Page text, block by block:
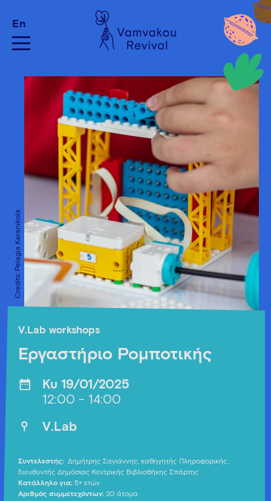
En
Credits: Pelagia Karanikola
V.Lab workshops
Εργαστήριο Ρομποτικής
Κυ 19/01/2025
12:00 - 14:00
V.Lab
Συντελεστής: Δημήτρης Σαγιάννης, καθηγητής Πληροφορικής,
διευθυντής Δημόσιας Κεντρικής Βιβλιοθήκης Σπάρτης
Κατάλληλο για: 5+ ετών
Αριθμός συμμετεχόντων: 20 άτομα